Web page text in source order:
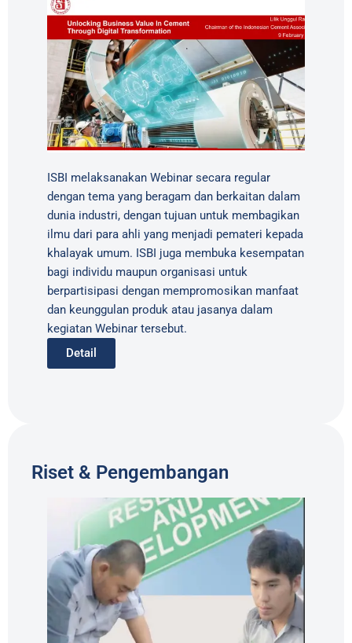
ISBI melaksanakan Webinar secara regular
dengan tema yang beragam dan berkaitan dalam
dunia industri, dengan tujuan untuk membagikan
ilmu dari para ahli yang menjadi pemateri kepada
khalayak umum. ISBI juga membuka kesempatan
bagi individu maupun organisasi untuk
berpartisipasi dengan mempromosikan manfaat
dan keunggulan produk atau jasanya dalam
kegiatan Webinar tersebut.
Detail
Riset & Pengembangan